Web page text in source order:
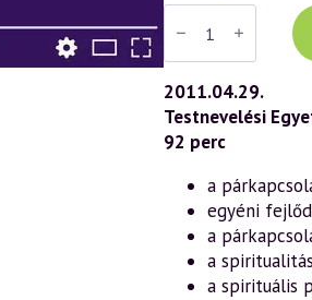
Váradi
Tibor
előadás
(578)
—
Lélektől
lélekig
–
a
párkapcsolatról
rész
(2011.04.29.)
mennyiség
2011.04.29.
Testnevelési
92 perc
a
egyéni
a
a
a spirituális